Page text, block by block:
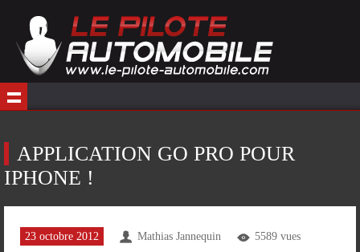
APPLICATION GO PRO POUR
IPHONE !
23 octobre 2012 Mathias Jannequin 5589 vues